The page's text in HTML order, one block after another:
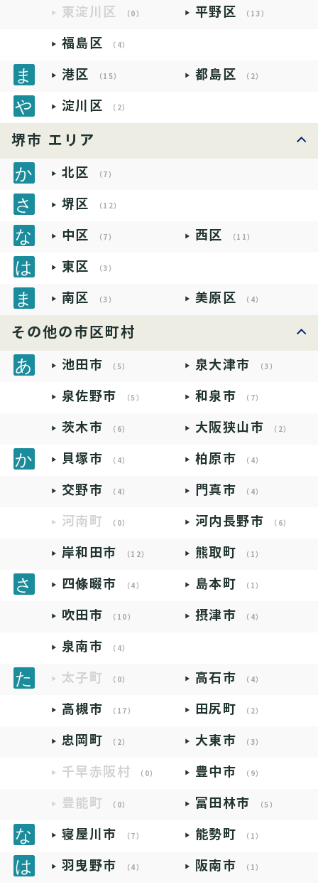
東淀川区 （0） 平野区 （13）
福島区 （4）
港区 （15） 都島区 （2）
淀川区 （2）
堺市 エリア
北区 （7）
堺区 （12）
中区 （7） 西区 （11）
東区 （3）
南区 （3） 美原区 （4）
その他の市区町村
池田市 （5） 泉大津市 （3）
泉佐野市 （5） 和泉市 （7）
茨木市 （6） 大阪狭山市 （2）
貝塚市 （4） 柏原市 （4）
交野市 （4） 門真市 （4）
河南町 （0） 河内長野市 （6）
岸和田市 （12） 熊取町 （1）
四條畷市 （4） 島本町 （1）
吹田市 （10） 摂津市 （4）
泉南市 （4）
太子町 （0） 高石市 （4）
高槻市 （17） 田尻町 （2）
忠岡町 （2） 大東市 （3）
千早赤阪村 （0） 豊中市 （9）
豊能町 （0） 富田林市 （5）
寝屋川市 （7） 能勢町 （1）
羽曳野市 （4） 阪南市 （1）